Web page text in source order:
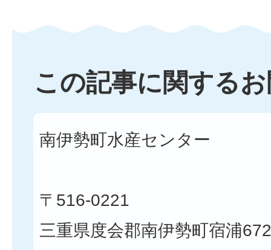
この記事に関する
南伊勢町水産センター
〒516-0221
三重県度会郡南伊勢町宿浦